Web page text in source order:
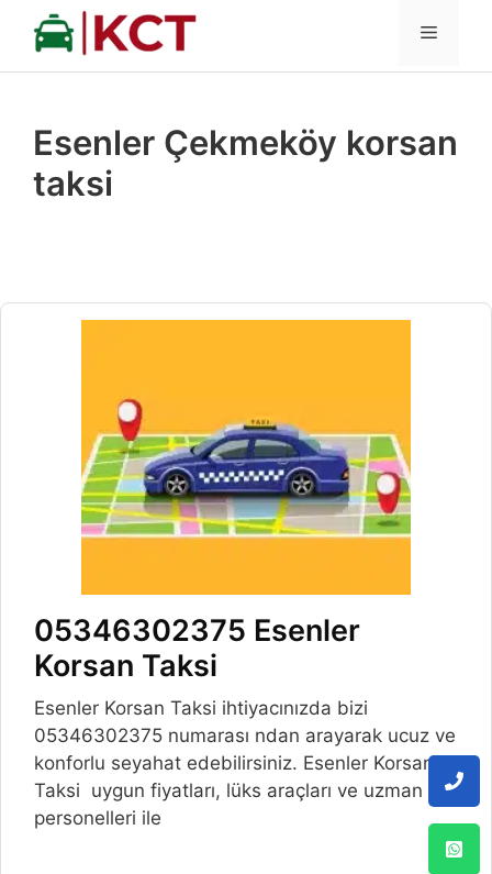
İçeriğe
MENÜ
Esenler Çekmeköy korsan
taksi
05346302375 Esenler
Korsan Taksi
Esenler Korsan Taksi ihtiyacınızda bizi
05346302375 numarası ndan arayarak ucuz ve
konforlu seyahat edebilirsiniz. Esenler Korsan
Taksi uygun fiyatları, lüks araçları ve uzman
personelleri ile